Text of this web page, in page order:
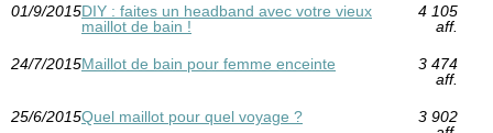
01/9/2015DIY : faites un headband avec votre vieux
maillot de bain !
4 105
aff.
24/7/2015Maillot de bain pour femme enceinte
3 474
aff.
25/6/2015Quel maillot pour quel voyage ?
3 902